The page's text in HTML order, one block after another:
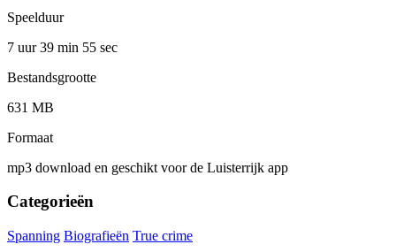
Speelduur
7 uur 39 min 55 sec
Bestandsgrootte
631 MB
Formaat
mp3 download en geschikt voor de Luisterrijk app
Categorieën
Spanning Biografieën True crime